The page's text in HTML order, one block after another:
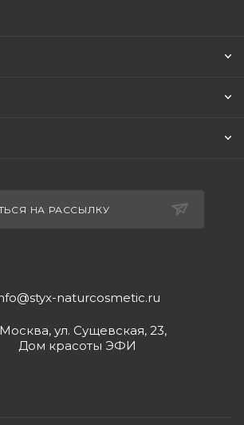
НА РАССЫЛКУ
naturcosmetic.ru
Москва, ул. Сущевская, 23,
Дом красоты ЭФИ